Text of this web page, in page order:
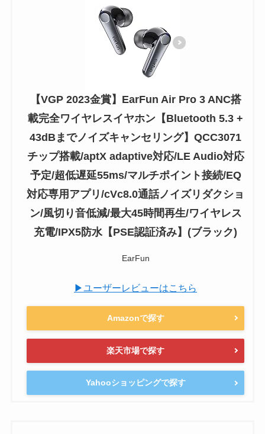
【VGP 2023金賞】EarFun Air Pro 3 ANC搭
載完全ワイヤレスイヤホン【Bluetooth 5.3 +
43dBまでノイズキャンセリング】QCC3071
チップ搭載/aptX adaptive対応/LE Audio対応
予定/超低遅延55ms/マルチポイント接続/EQ
対応専用アプリ/cVc8.0通話ノイズリダクショ
ン/風切り音低減/最大45時間再生/ワイヤレス
充電/IPX5防水【PSE認証済み】(ブラック)
EarFun
▶ユーザーレビューはこちら
Amazonで探す
楽天市場で探す
Yahooショッピングで探す